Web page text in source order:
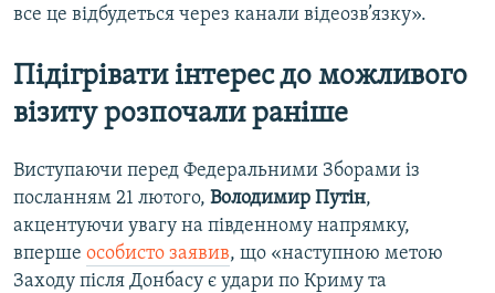
все це відбудеться через канали відеозв’язку».
Підігрівати інтерес до можливого
візиту розпочали раніше
Виступаючи перед Федеральними Зборами із
посланням 21 лютого, Володимир Путін,
акцентуючи увагу на південному напрямку,
вперше особисто заявив, що «наступною метою
Заходу після Донбасу є удари по Криму та